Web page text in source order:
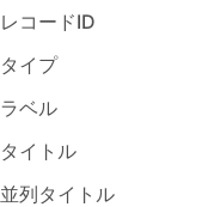
レコードID
タイプ
ラベル
タイトル
並列タイトル